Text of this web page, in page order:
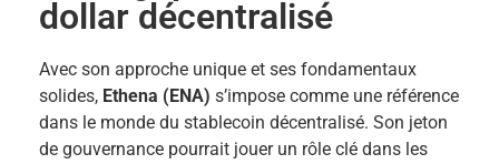
dollar décentralisé
Avec son approche unique et ses fondamentaux
solides, Ethena (ENA) s’impose comme une référence
dans le monde du stablecoin décentralisé. Son jeton
de gouvernance pourrait jouer un rôle clé dans les